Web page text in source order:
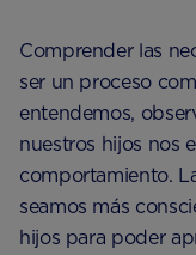
Comprender las
ser un proceso
entendemos,
nuestros hijos nos
comportamiento.
seamos más
hijos para poder